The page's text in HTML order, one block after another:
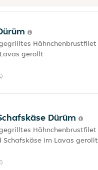
Hähnchenbrustfilet
gerollt
Dürüm
Hähnchenbrustfilet
Schafskäse im Lavas gerollt